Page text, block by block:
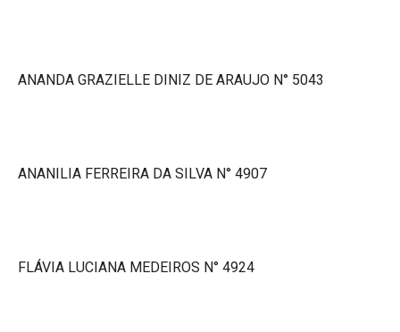
ANANDA GRAZIELLE DINIZ DE ARAUJO N° 5043
ANANILIA FERREIRA DA SILVA N° 4907
FLÁVIA LUCIANA MEDEIROS N° 4924